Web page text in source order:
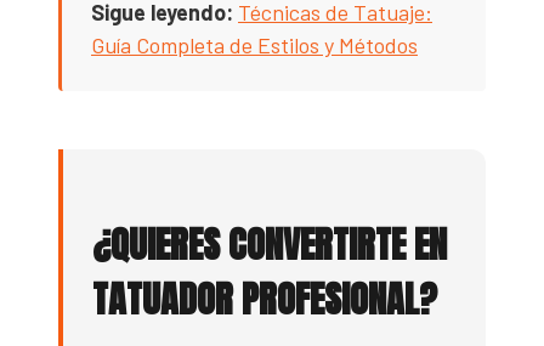
Sigue leyendo: Técnicas de Tatuaje:
Guía Completa de Estilos y Métodos
¿QUIERES CONVERTIRTE EN
TATUADOR PROFESIONAL?